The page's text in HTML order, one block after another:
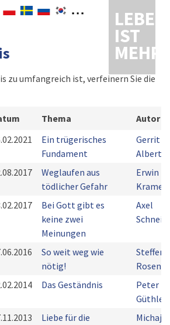
LEBEN
IST
MEHR
zu umfangreich ist, verfeinern Sie die
Thema Autor
Ein trügerisches
Fundament
Gerrit
Alberts
Weglaufen aus
tödlicher Gefahr
Erwin
Kramer
Bei Gott gibt es
keine zwei
Meinungen
Axel
So weit weg wie
nötig!
Steffen
Das Geständnis
Peter
Güthler
Liebe für die
Michaja